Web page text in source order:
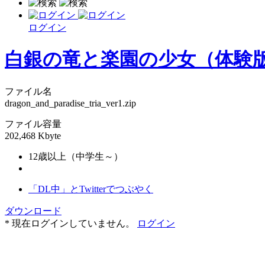
ログイン
白銀の竜と楽園の少女（体験
ファイル名
dragon_and_paradise_tria_ver1.zip
ファイル容量
202,468 Kbyte
12歳以上（中学生～）
「DL中」とTwitterでつぶやく
ダウンロード
* 現在ログインしていません。
ログイン